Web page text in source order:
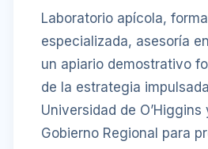
Laboratorio apícola,
especializada, asesoría
un apiario demostrativo
de la estrategia
Universidad de O’Higgins
Gobierno Regional para